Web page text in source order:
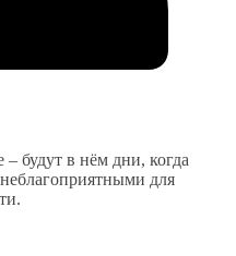
будут в нём дни, когда
для